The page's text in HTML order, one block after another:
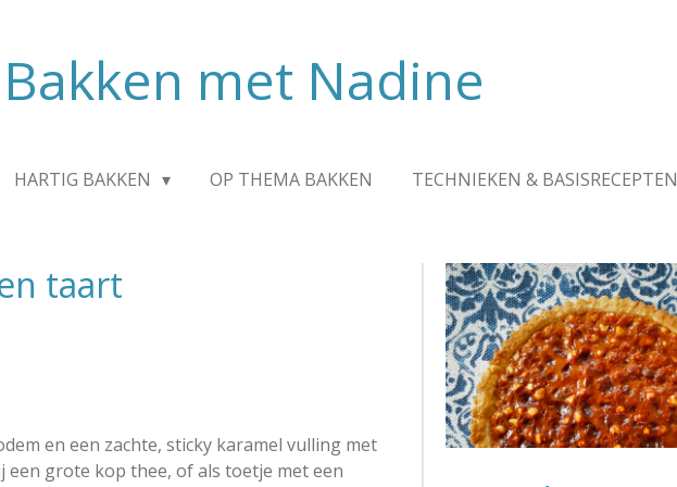
Bakken met Nadine
HARTIG BAKKEN OP THEMA BAKKEN TECHNIEKEN & BASISRECEPTEN
taart
en een zachte, sticky karamel vulling met
grote kop thee, of als toetje met een